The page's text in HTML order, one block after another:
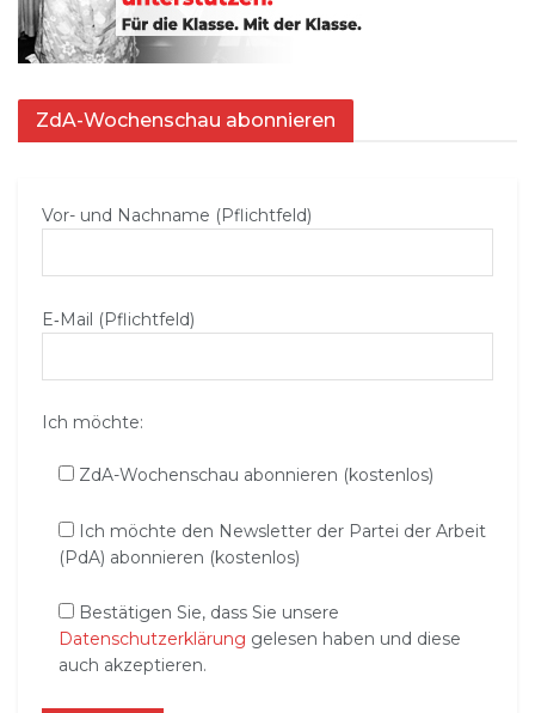
ZdA-Wochenschau abonnieren
Vor- und Nachname (Pflichtfeld)
E‑Mail (Pflichtfeld)
Ich möchte:
ZdA-Wochenschau abonnieren (kostenlos)
Ich möchte den Newsletter der Partei der Arbeit
(PdA) abonnieren (kostenlos)
Bestätigen Sie, dass Sie unsere
Datenschutzerklärung gelesen haben und diese
auch akzeptieren.